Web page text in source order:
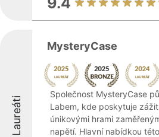
Laureáti
MysteryCase
Společnost MysteryCase
Labem, kde poskytuje
únikovými hrami
napětí. Hlavní nabídkou